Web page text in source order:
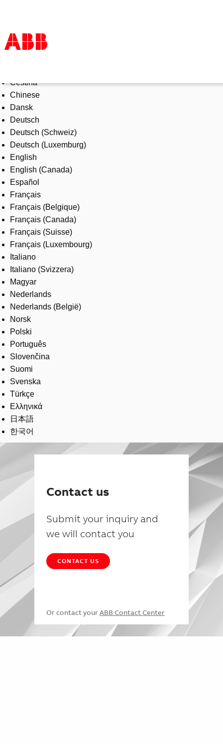
Products & Solutions
Industries
Services
About us
Where to buy
Contact us
Careers
Čeština
Chinese
Dansk
Deutsch
Deutsch (Schweiz)
Deutsch (Luxemburg)
English
English (Canada)
Español
Français
Français (Belgique)
Français (Canada)
Français (Suisse)
Français (Luxembourg)
Italiano
Italiano (Svizzera)
Magyar
Nederlands
Nederlands (België)
Norsk
Polski
Português
Slovenčina
Suomi
Svenska
Türkçe
Ελληνικά
日本語
한국어
Contact us
Submit your inquiry and
we will contact you
CONTACT US
Or contact your ABB Contact Center